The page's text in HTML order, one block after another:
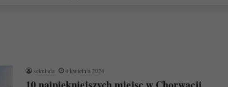
sekulada 4 kwietnia 2024